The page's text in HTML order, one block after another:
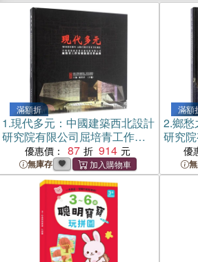
滿額折
1.現代多元：中國建築西北設計
研究院有限公司屈培青工作室
建築設計作品集(下篇)（簡體
書）
優惠價： 87 914
無庫存
滿額
2.鄉愁
研究
建築
書）
優